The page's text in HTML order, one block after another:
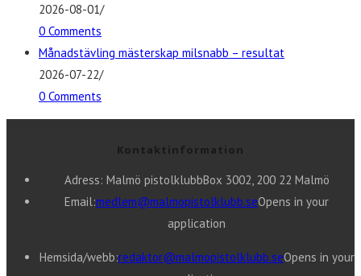
2026-08-01/
0 Comments
Månadstävling mästerskap milsnabb – resultat
2026-07-22/
0 Comments
Kontaktinformation
Adress: Malmö pistolklubbBox 3002, 200 22 Malmö
Email:medlem@malmopistolklubb.seOpens in your
application
Hemsida/webb:redaktor@malmopistolklubb.seOpens in your